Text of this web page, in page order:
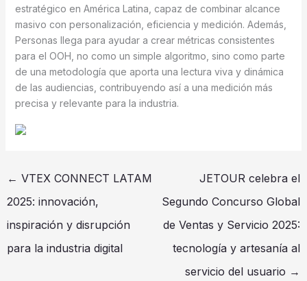
estratégico en América Latina, capaz de combinar alcance
masivo con personalización, eficiencia y medición. Además,
Personas llega para ayudar a crear métricas consistentes
para el OOH, no como un simple algoritmo, sino como parte
de una metodología que aporta una lectura viva y dinámica
de las audiencias, contribuyendo así a una medición más
precisa y relevante para la industria.
← VTEX CONNECT LATAM
2025: innovación,
inspiración y disrupción
para la industria digital
JETOUR celebra el
Segundo Concurso Global
de Ventas y Servicio 2025:
tecnología y artesanía al
servicio del usuario →